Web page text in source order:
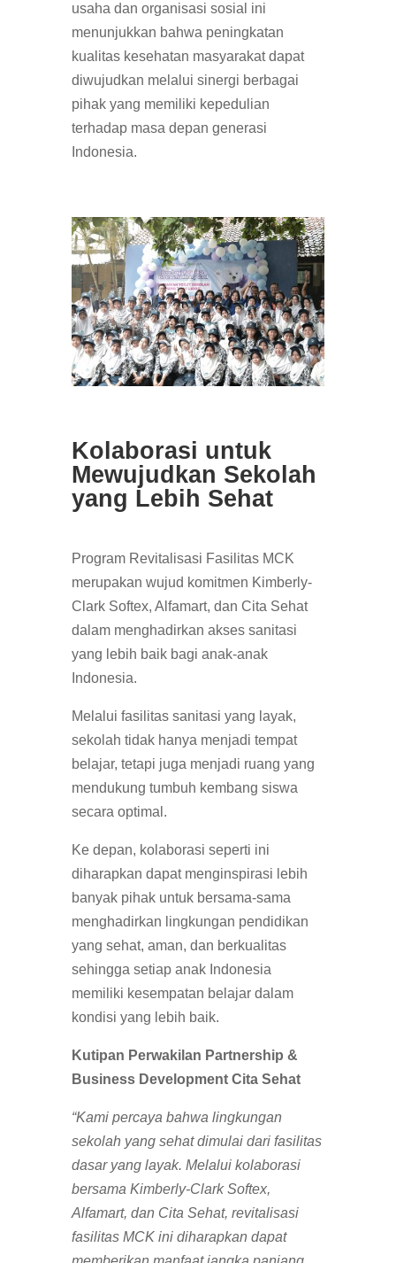
usaha dan organisasi sosial ini
menunjukkan bahwa peningkatan
kualitas kesehatan masyarakat dapat
diwujudkan melalui sinergi berbagai
pihak yang memiliki kepedulian
terhadap masa depan generasi
Indonesia.
Kolaborasi untuk
Mewujudkan Sekolah
yang Lebih Sehat
Program Revitalisasi Fasilitas MCK
merupakan wujud komitmen Kimberly-
Clark Softex, Alfamart, dan Cita Sehat
dalam menghadirkan akses sanitasi
yang lebih baik bagi anak-anak
Indonesia.
Melalui fasilitas sanitasi yang layak,
sekolah tidak hanya menjadi tempat
belajar, tetapi juga menjadi ruang yang
mendukung tumbuh kembang siswa
secara optimal.
Ke depan, kolaborasi seperti ini
diharapkan dapat menginspirasi lebih
banyak pihak untuk bersama-sama
menghadirkan lingkungan pendidikan
yang sehat, aman, dan berkualitas
sehingga setiap anak Indonesia
memiliki kesempatan belajar dalam
kondisi yang lebih baik.
Kutipan Perwakilan Partnership &
Business Development Cita Sehat
“Kami percaya bahwa lingkungan
sekolah yang sehat dimulai dari fasilitas
dasar yang layak. Melalui kolaborasi
bersama Kimberly-Clark Softex,
Alfamart, dan Cita Sehat, revitalisasi
fasilitas MCK ini diharapkan dapat